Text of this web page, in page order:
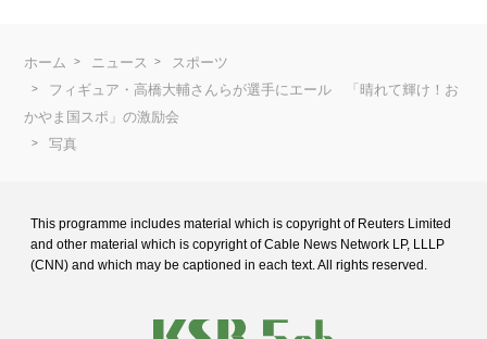
ホーム ニュース
スポーツ
フィギュア・高橋大輔さんらが選手にエール 「晴れて輝け！お
かやま国スポ」の激励会
写真
This programme includes material which is copyright of Reuters Limited
and other material which is copyright of Cable News Network LP, LLLP
(CNN) and which may be captioned in each text. All rights reserved.